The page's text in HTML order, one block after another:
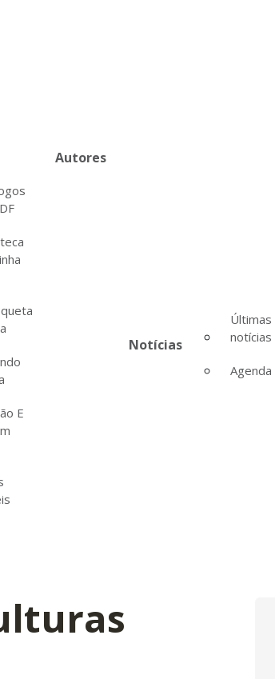
E
Autores
Notícias
Últimas
notícias
Agenda